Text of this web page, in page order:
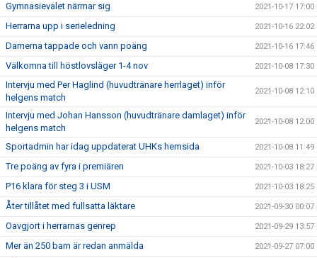
Gymnasievalet närmar sig 2021-10-17 17:00
Herrarna upp i serieledning 2021-10-16 22:02
Damerna tappade och vann poäng 2021-10-16 17:46
Välkomna till höstlovsläger 1-4 nov 2021-10-08 17:30
Intervju med Per Haglind (huvudtränare herrlaget) inför
helgens match
2021-10-08 12:10
Intervju med Johan Hansson (huvudtränare damlaget) inför
helgens match
2021-10-08 12:00
Sportadmin har idag uppdaterat UHKs hemsida 2021-10-08 11:49
Tre poäng av fyra i premiären 2021-10-03 18:27
P16 klara för steg 3 i USM 2021-10-03 18:25
Åter tillåtet med fullsatta läktare 2021-09-30 00:07
Oavgjort i herrarnas genrep 2021-09-29 13:57
Mer än 250 barn är redan anmälda 2021-09-27 07:00